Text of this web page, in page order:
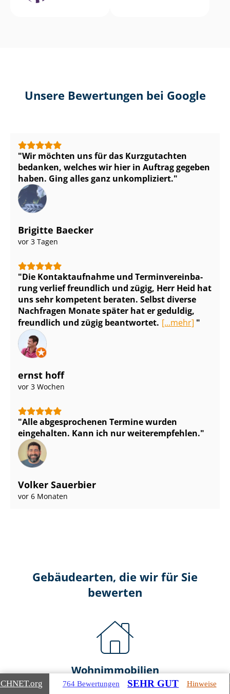
Unsere Bewertungen bei Google
Wir möchten uns für das Kurzgutachten
bedanken, welches wir hier in Auftrag gegeben
haben. Ging alles ganz unkompliziert.
Brigitte Baecker
vor 3 Tagen
Die Kontaktaufnahme und Ter­min­ver­ein­ba­
rung verlief freundlich und zügig, Herr Heid hat
uns sehr kompetent beraten. Selbst diverse
Nachfragen Monate später hat er geduldig,
freundlich und zügig beantwortet. [...mehr]
ernst hoff
vor 3 Wochen
Alle abgesprochenen Termine wurden
eingehalten. Kann ich nur weiterempfehlen.
Volker Sauerbier
vor 6 Monaten
Gebäudearten, die wir für Sie
bewerten
Wohnimmobilien
.org 764 Bewertungen SEHR GUT Hinweise